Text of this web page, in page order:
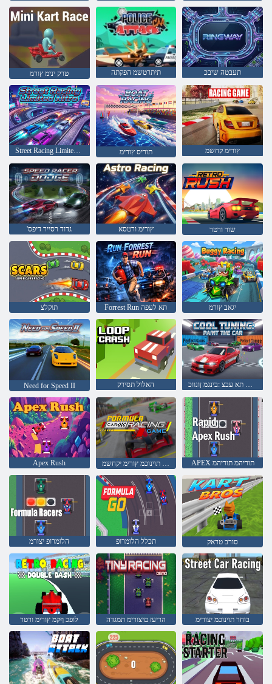
טרק ינימ ץורמ תיתרטשמ הפקתה תעבטה שיבכ
Street Racing Limited Nitro תוריס ץורימ ץורימ קחשמ
'גדוד רסייר דיפס ץורימ ורטסא שור ורטר
תוקלצ Forrest Run תא לעפה יגאב ץורמ
Need for Speed II האלול תסירק תינוכמה תא עבצ :בינגמ ןונווכ
Apex Rush הלומרופ תוינוכמ ץורימ יקחשמ APEX תוריהמ תוריהמ
הלומרופ יצורמ תכלל הלומרופ סורב טראק
לופכ ףקמ ץורימ ורטר הריעז םיצורימ תמגדה בוחר תוינוכמ יצורימ